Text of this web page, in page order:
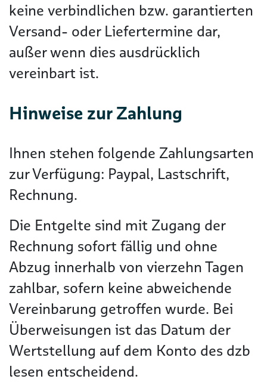
keine verbindlichen bzw. garantierten
Versand- oder Liefertermine dar,
außer wenn dies ausdrücklich
vereinbart ist.
Hinweise zur Zahlung
Ihnen stehen folgende Zahlungsarten
zur Verfügung: Paypal, Lastschrift,
Rechnung.
Die Entgelte sind mit Zugang der
Rechnung sofort fällig und ohne
Abzug innerhalb von vierzehn Tagen
zahlbar, sofern keine abweichende
Vereinbarung getroffen wurde. Bei
Überweisungen ist das Datum der
Wertstellung auf dem Konto des dzb
lesen entscheidend.